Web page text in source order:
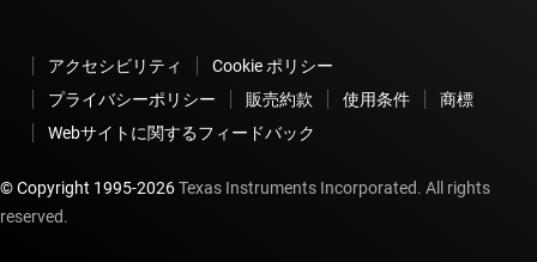
アクセシビリティ
Cookie ポリシー
プライバシーポリシー
販売約款 使用条件
商標
Webサイトに関するフィードバック
© Copyright 1995-2026Texas Instruments Incorporated. All rights
reserved.